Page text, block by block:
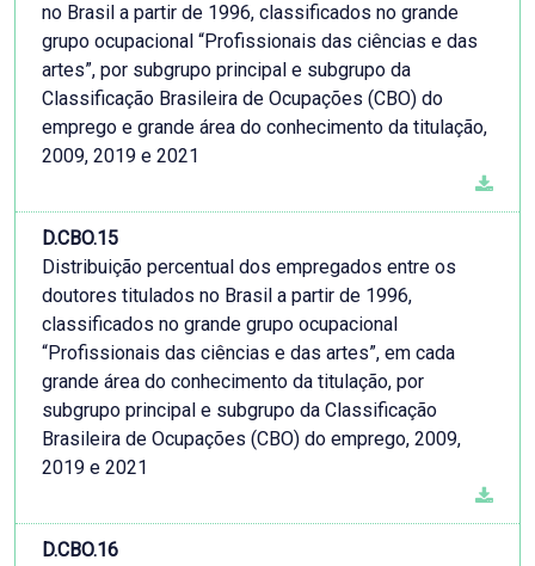
no Brasil a partir de 1996, classificados no grande
grupo ocupacional “Profissionais das ciências e das
artes”, por subgrupo principal e subgrupo da
Classificação Brasileira de Ocupações (CBO) do
emprego e grande área do conhecimento da titulação,
2009, 2019 e 2021
D.CBO.15
Distribuição percentual dos empregados entre os
doutores titulados no Brasil a partir de 1996,
classificados no grande grupo ocupacional
“Profissionais das ciências e das artes”, em cada
grande área do conhecimento da titulação, por
subgrupo principal e subgrupo da Classificação
Brasileira de Ocupações (CBO) do emprego, 2009,
2019 e 2021
D.CBO.16